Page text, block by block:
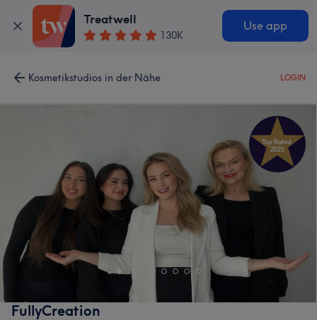
Treatwell
130K
Use app
Kosmetikstudios in der Nähe LOGIN
FullyCreation